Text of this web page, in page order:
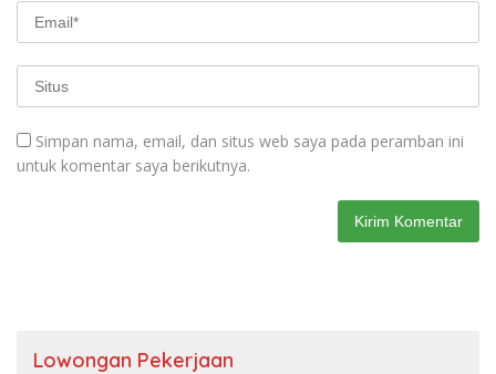
Simpan nama, email, dan situs web saya pada peramban ini
untuk komentar saya berikutnya.
Lowongan Pekerjaan